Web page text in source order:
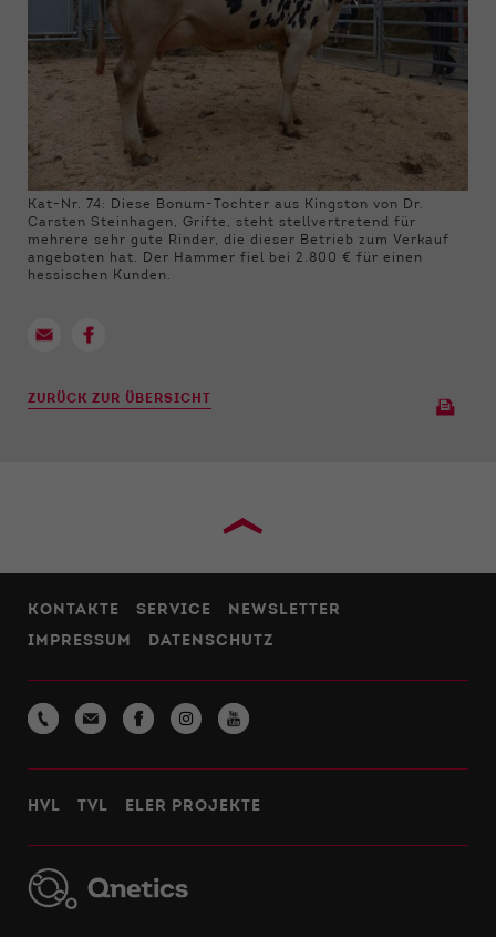
Kat-Nr. 74: Diese Bonum-Tochter aus Kingston von Dr.
Carsten Steinhagen, Grifte, steht stellvertretend für
mehrere sehr gute Rinder, die dieser Betrieb zum Verkauf
angeboten hat. Der Hammer fiel bei 2.800 € für einen
hessischen Kunden.
ZURÜCK ZUR ÜBERSICHT
›
KONTAKTE SERVICE
NEWSLETTER
IMPRESSUM
DATENSCHUTZ
HVL TVL ELER PROJEKTE